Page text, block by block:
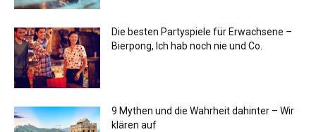
Die besten Partyspiele für Erwachsene –
Bierpong, Ich hab noch nie und Co.
9 Mythen und die Wahrheit dahinter – Wir
klären auf